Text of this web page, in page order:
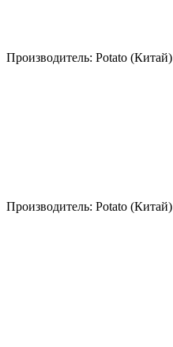
Производитель: Potato (Китай)
Производитель: Potato (Китай)